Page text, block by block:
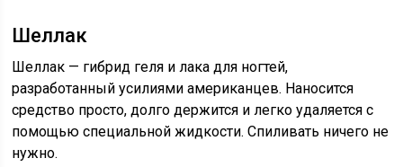
Шеллак
Шеллак — гибрид геля и лака для ногтей,
разработанный усилиями американцев. Наносится
средство просто, долго держится и легко удаляется с
помощью специальной жидкости. Спиливать ничего не
нужно.